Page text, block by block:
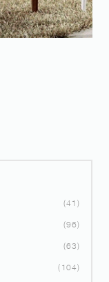
41
96
63
104